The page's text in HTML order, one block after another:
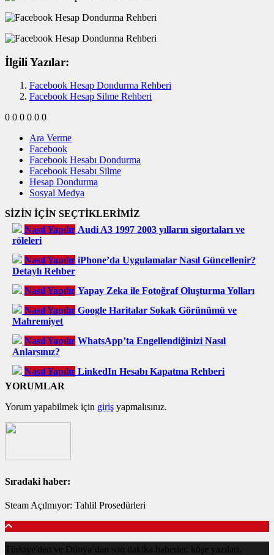
İlgili Yazılar:
Facebook Hesap Dondurma Rehberi
Facebook Hesap Silme Rehberi
0 0 0 0 0 0
Ara Verme
Facebook
Facebook Hesabı Dondurma
Facebook Hesabı Silme
Hesap Dondurma
Sosyal Medya
SİZİN İÇİN SEÇTİKLERİMİZ
Nasıl Yapılır Audi A3 1997 2003 yılların sigortaları ve
röleleri
Nasıl Yapılır iPhone’da Uygulamalar Nasıl Güncellenir?
Detaylı Rehber
Nasıl Yapılır Yapay Zeka ile Fotoğraf Oluşturma Yolları
Nasıl Yapılır Google Haritalar Sokak Görünümü ve
Mahremiyet
Nasıl Yapılır WhatsApp’ta Engellendiğinizi Nasıl
Anlarsınız?
Nasıl Yapılır LinkedIn Hesabı Kapatma Rehberi
YORUMLAR
Yorum yapabilmek için giriş yapmalısınız.
Sıradaki haber:
Steam Açılmıyor: Tahlil Prosedürleri
Türkiye'den ve Dünya’dan son dakika haberler, köşe yazıları,